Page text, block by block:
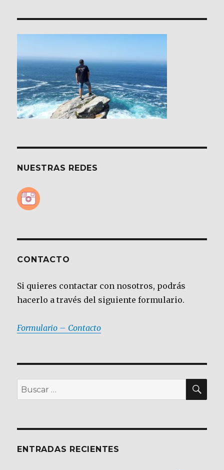
NUESTRAS REDES
CONTACTO
Si quieres contactar con nosotros, podrás
hacerlo a través del siguiente formulario.
Formulario – Contacto
Buscar
por:
ENTRADAS RECIENTES